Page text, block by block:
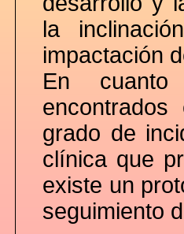
la
impactación
En cuanto
grado de
clínica que
existe un
seguimiento